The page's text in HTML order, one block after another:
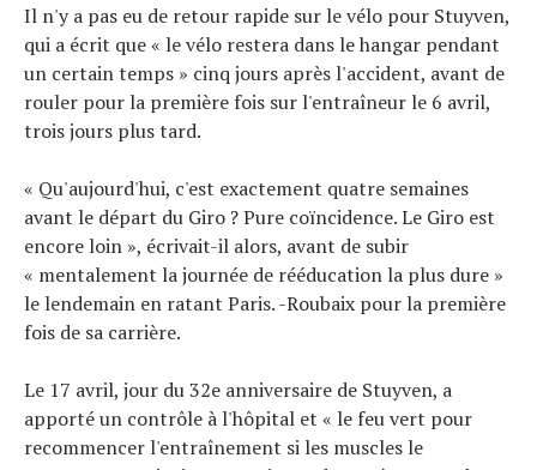
Il n'y a pas eu de retour rapide sur le vélo pour Stuyven,
qui a écrit que « le vélo restera dans le hangar pendant
un certain temps » cinq jours après l'accident, avant de
rouler pour la première fois sur l'entraîneur le 6 avril,
trois jours plus tard.
« Qu'aujourd'hui, c'est exactement quatre semaines
avant le départ du Giro ? Pure coïncidence. Le Giro est
encore loin », écrivait-il alors, avant de subir
« mentalement la journée de rééducation la plus dure »
le lendemain en ratant Paris. -Roubaix pour la première
fois de sa carrière.
Le 17 avril, jour du 32e anniversaire de Stuyven, a
apporté un contrôle à l'hôpital et « le feu vert pour
recommencer l'entraînement si les muscles le